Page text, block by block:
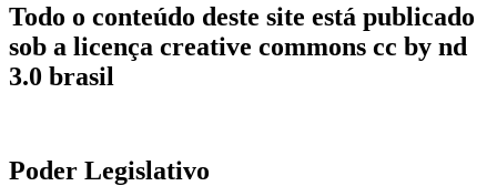
Todo o conteúdo deste site está publicado
sob a licença creative commons cc by nd
3.0 brasil
Poder Legislativo